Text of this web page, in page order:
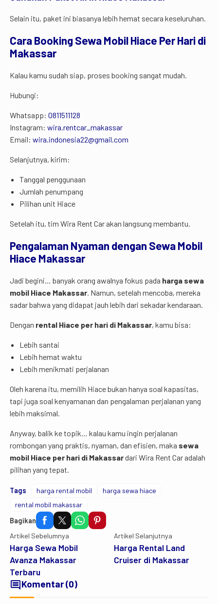
Selain itu, paket ini biasanya lebih hemat secara keseluruhan.
Cara Booking Sewa Mobil Hiace Per Hari di
Makassar
Kalau kamu sudah siap, proses booking sangat mudah.
Hubungi:
Whatsapp: 0811511128
Instagram: wira.rentcar_makassar
Email: wira.indonesia22@gmail.com
Selanjutnya, kirim:
Tanggal penggunaan
Jumlah penumpang
Pilihan unit Hiace
Setelah itu, tim Wira Rent Car akan langsung membantu.
Pengalaman Nyaman dengan Sewa Mobil
Hiace Makassar
Jadi begini… banyak orang awalnya fokus pada harga sewa
mobil Hiace Makassar. Namun, setelah mencoba, mereka
sadar bahwa yang didapat jauh lebih dari sekadar kendaraan.
Dengan rental Hiace per hari di Makassar, kamu bisa:
Lebih santai
Lebih hemat waktu
Lebih menikmati perjalanan
Oleh karena itu, memilih Hiace bukan hanya soal kapasitas,
tapi juga soal kenyamanan dan pengalaman perjalanan yang
lebih maksimal.
Anyway, balik ke topik… kalau kamu ingin perjalanan
rombongan yang praktis, nyaman, dan efisien, maka sewa
mobil Hiace per hari di Makassardari Wira Rent Car adalah
pilihan yang tepat.
Tags harga rental mobil
harga sewa hiace
rental mobil makassar
Bagikan
Artikel Sebelumnya
Harga Sewa Mobil
Avanza Makassar
Terbaru
Artikel Selanjutnya
Harga Rental Land
Cruiser di Makassar
commentKomentar (0)